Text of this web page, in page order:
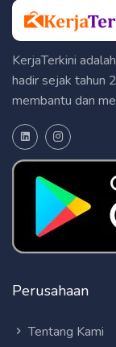
KerjaTerkini
hadir sejak tahun
membantu dan
Perusahaan
Tentang Kami